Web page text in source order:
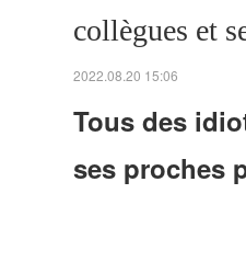
collègues et
2022.08.20 15:06
Tous des
ses proches